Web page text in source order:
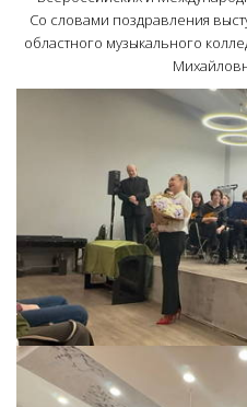
Со словами поздравления
областного музыкального